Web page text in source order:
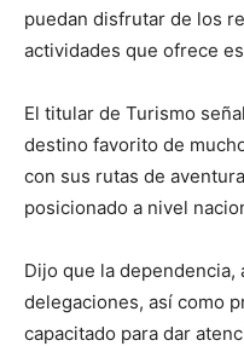
puedan disfrutar de los
actividades que ofrece
El titular de Turismo
destino favorito de
con sus rutas de
posicionado a nivel
Dijo que la dependencia,
delegaciones, así como
capacitado para dar